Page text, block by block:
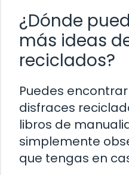
¿Dónde
más ideas
reciclados?
Puedes
disfraces
libros de
simplemente
que tengas en